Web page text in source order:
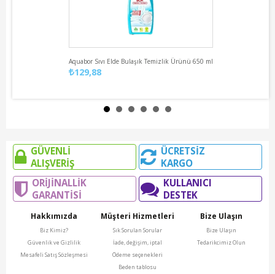
Aquabor Sıvı Elde Bulaşık Temizlik Ürünü 650 ml
129,88
GÜVENLİ
ALIŞVERİŞ
ÜCRETSİZ
KARGO
ORİJİNALLİK
GARANTİSİ
KULLANICI
DESTEK
Hakkımızda
Biz Kimiz?
Güvenlik ve Gizlilik
Mesafeli Satış Sözleşmesi
Müşteri Hizmetleri
Sık Sorulan Sorular
İade, değişim, iptal
Ödeme seçenekleri
Beden tablosu
Bize Ulaşın
Bize Ulaşın
Tedarikcimiz Olun